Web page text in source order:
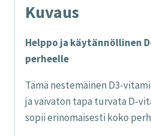
Kuvaus
Helppo ja käytännöllinen
perheelle
Tämä nestemäinen D3-
ja vaivaton tapa turvata D-
sopii erinomaisesti koko